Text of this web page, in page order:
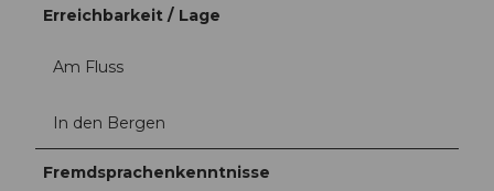
Erreichbarkeit / Lage
Am Fluss
In den Bergen
Fremdsprachenkenntnisse